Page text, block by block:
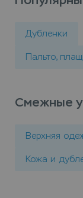
Дубленки
Пальто,
Смежные
Верхняя
Кожа и